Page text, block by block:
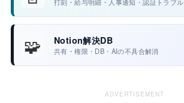
🧩 Notion解決DB
共有・権限・DB・AIの不具合解消
ADVERTISEMENT